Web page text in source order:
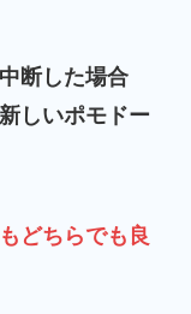
断した場合
しいポモドー
どちらでも良